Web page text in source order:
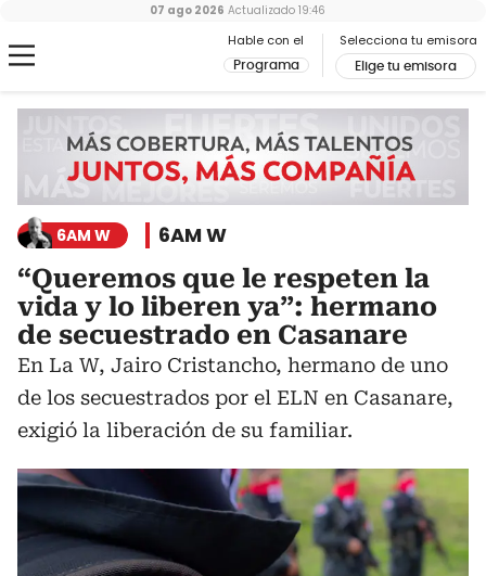
Hable con el
Programa
Selecciona tu emisora
Elige tu emisora
07 ago 2026 Actualizado 19:46
6AM W 6AM W
“Queremos que le respeten la
vida y lo liberen ya”: hermano
de secuestrado en Casanare
En La W, Jairo Cristancho, hermano de uno
de los secuestrados por el ELN en Casanare,
exigió la liberación de su familiar.